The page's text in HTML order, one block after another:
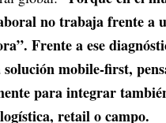
no trabaja frente a
Frente a ese
solución mobile-first,
para integrar
retail o campo.